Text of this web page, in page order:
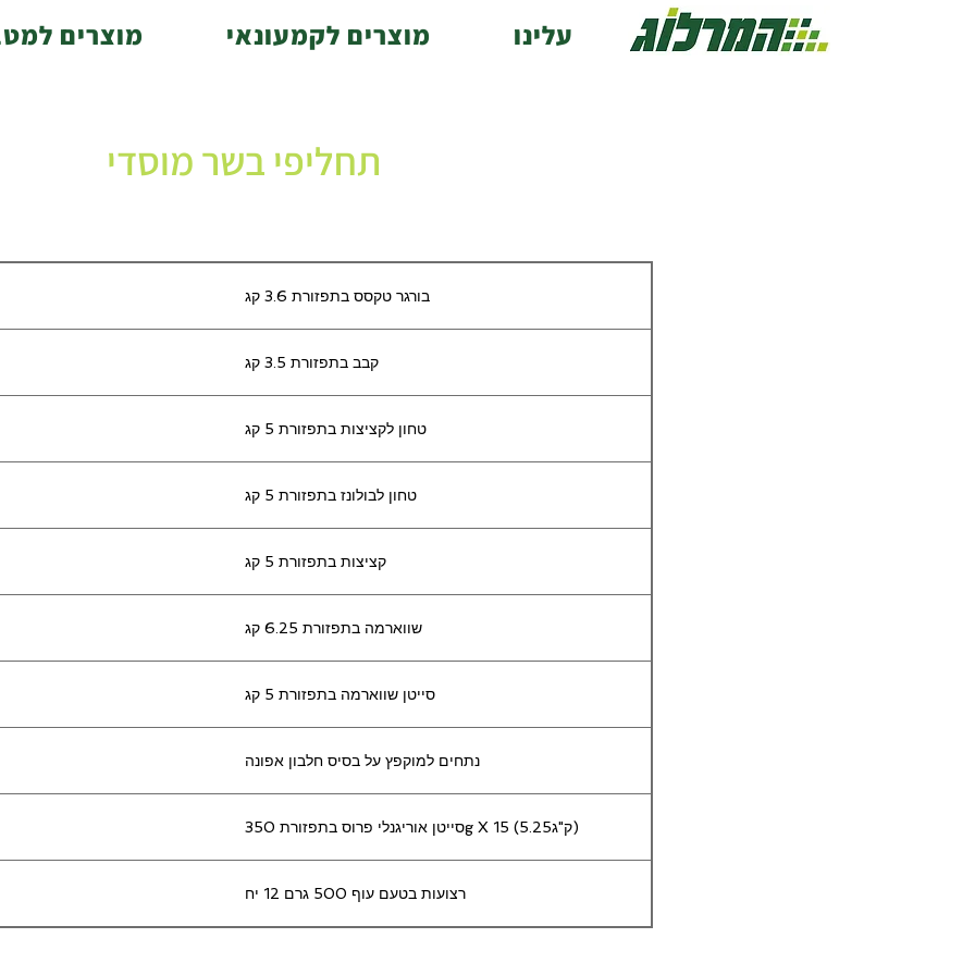
מוצרים מוצרים לקמעונאי עלינו
תחליפי בשר מוסדי
בורגר טקסס בתפזורת 3.6 קג
קבב בתפזורת 3.5 קג
טחון לקציצות בתפזורת 5 קג
טחון לבולונז בתפזורת 5 קג
קציצות בתפזורת 5 קג
שווארמה בתפזורת 6.25 קג
סייטן שווארמה בתפזורת 5 קג
נתחים למוקפץ על בסיס חלבון אפונה
סייטן אוריגנלי פרוס בתפזורת 350g X 15 (5.25ק"ג)
רצועות בטעם עוף 500 גרם 12 יח